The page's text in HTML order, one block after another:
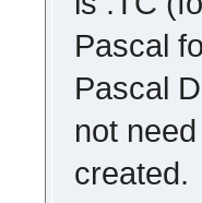
Pascal
Pascal
not
created.